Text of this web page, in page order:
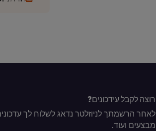
רוצה לקבל עידכונים?
לאחר הרשמתך לניוזלטר נדאג לשלוח לך
מבצעים ועוד.